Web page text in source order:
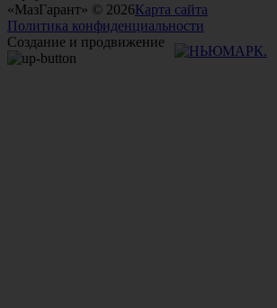
«МазГарант» © 2026Карта сайта
Политика конфиденциальности
Создание и продвижение